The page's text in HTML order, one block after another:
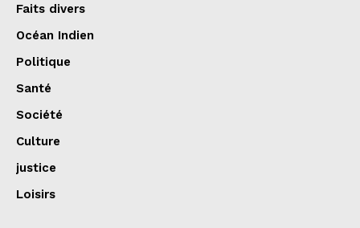
Faits divers
Océan Indien
Politique
Santé
Société
Culture
justice
Loisirs